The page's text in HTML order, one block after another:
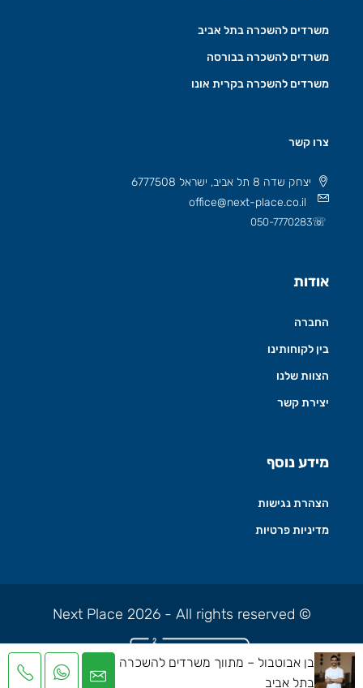
בן אבוטבול – מתווך משרדים להשכרה
בתל אביב
משרדים להשכרה בתל אביב
משרדים להשכרה בבורסה
משרדים להשכרה בקרית אונו
צרו קשר
יצחק שדה 8 תל אביב, ישראל 6777508
office@next-place.co.il
☏
050-7770283
אודות
החברה
בין לקוחותינו
הצוות שלנו
יצירת קשר
מידע נוסף
הצהרת נגישות
מדיניות פרטיות
© Next Place 2026 - All rights reserved